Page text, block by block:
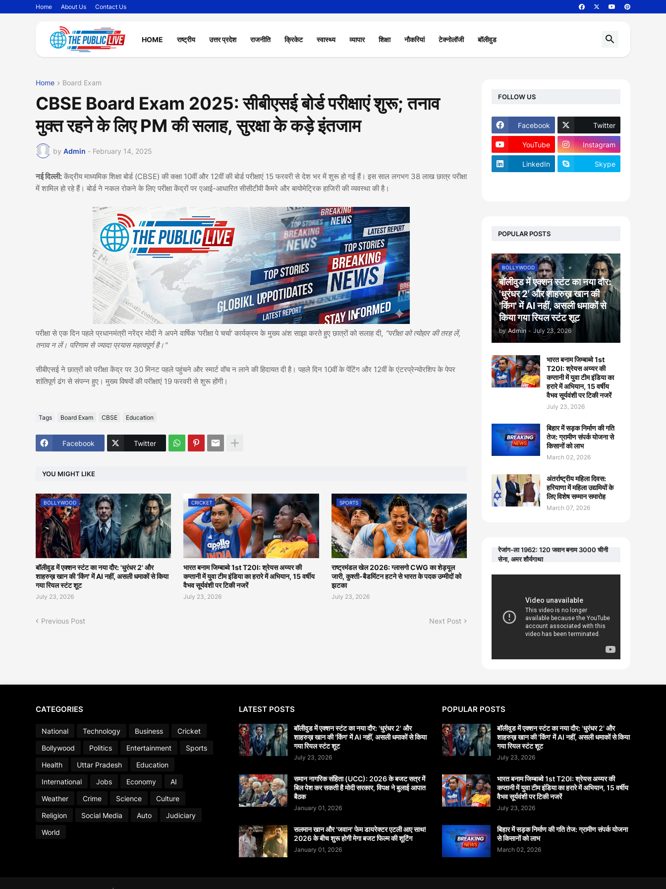
Home About Us Contact Us
HOME राष्ट्रीय उत्तर प्रदेश राजनीति क्रिकेट स्वास्थ्य व्यापार शिक्षा नौकरियां टेक्नोलॉजी बॉलीवुड
Home Board Exam
CBSE Board Exam 2025: सीबीएसई बोर्ड परीक्षाएं शुरू; तनाव
मुक्त रहने के लिए PM की सलाह, सुरक्षा के कड़े इंतजाम
by Admin - February 14, 2025
नई दिल्ली: केंद्रीय माध्यमिक शिक्षा बोर्ड (CBSE) की कक्षा 10वीं और 12वीं की बोर्ड परीक्षाएं 15 फरवरी से देश भर में शुरू हो गई हैं। इस साल लगभग 38 लाख छात्र परीक्षा
में शामिल हो रहे हैं। बोर्ड ने नकल रोकने के लिए परीक्षा केंद्रों पर एआई-आधारित सीसीटीवी कैमरे और बायोमेट्रिक हाजिरी की व्यवस्था की है।
परीक्षा से एक दिन पहले प्रधानमंत्री नरेंद्र मोदी ने अपने वार्षिक 'परीक्षा पे चर्चा' कार्यक्रम के मुख्य अंश साझा करते हुए छात्रों को सलाह दी, "परीक्षा को त्योहार की तरह लें,
तनाव न लें। परिणाम से ज्यादा प्रयास महत्वपूर्ण है।"
सीबीएसई ने छात्रों को परीक्षा केंद्र पर 30 मिनट पहले पहुंचने और स्मार्ट वॉच न लाने की हिदायत दी है। पहले दिन 10वीं के पेंटिंग और 12वीं के एंटरप्रेन्योरशिप के पेपर
शांतिपूर्ण ढंग से संपन्न हुए। मुख्य विषयों की परीक्षाएं 19 फरवरी से शुरू होंगी।
Tags Board Exam CBSE Education
Facebook Twitter
YOU MIGHT LIKE
BOLLYWOOD
बॉलीवुड में एक्शन स्टंट का नया दौर: 'धुरंधर 2' और
शाहरुख़ खान की 'किंग' में AI नहीं, असली धमाकों से किया
गया रियल स्टंट शूट
July 23, 2026
CRICKET
भारत बनाम जिम्बाब्वे 1st T20I: श्रेयस अय्यर की
कप्तानी में युवा टीम इंडिया का हरारे में अभियान, 15 वर्षीय
वैभव सूर्यवंशी पर टिकी नजरें
July 23, 2026
SPORTS
राष्ट्रमंडल खेल 2026: ग्लासगो CWG का शेड्यूल
जारी, कुश्ती-बैडमिंटन हटने से भारत के पदक उम्मीदों को
झटका
July 23, 2026
Previous Post Next Post
FOLLOW US
Facebook Twitter
YouTube Instagram
LinkedIn Skype
POPULAR POSTS
BOLLYWOOD
बॉलीवुड में एक्शन स्टंट का नया दौर:
'धुरंधर 2' और शाहरुख़ खान की
'किंग' में AI नहीं, असली धमाकों से
किया गया रियल स्टंट शूट
by Admin - July 23, 2026
भारत बनाम जिम्बाब्वे 1st
T20I: श्रेयस अय्यर की
कप्तानी में युवा टीम इंडिया का
हरारे में अभियान, 15 वर्षीय
वैभव सूर्यवंशी पर टिकी नजरें
July 23, 2026
बिहार में सड़क निर्माण की गति
तेज: ग्रामीण संपर्क योजना से
किसानों को लाभ
March 02, 2026
अंतर्राष्ट्रीय महिला दिवस:
हरियाणा में महिला उद्यमियों के
लिए विशेष सम्मान समारोह
March 07, 2026
रेजांग-ला 1962: 120 जवान बनाम 3000 चीनी
सेना, अमर शौर्यगाथा
CATEGORIES
National Technology Business
Cricket
Bollywood
Politics Entertainment
Sports
Health
Uttar Pradesh
Education
International
Jobs Economy
AI
Weather
Crime Science
Culture
Religion
Social Media Auto
Judiciary
World
LATEST POSTS
बॉलीवुड में एक्शन स्टंट का नया दौर: 'धुरंधर 2' और
शाहरुख़ खान की 'किंग' में AI नहीं, असली धमाकों से किया
गया रियल स्टंट शूट
July 23, 2026
समान नागरिक संहिता (UCC): 2026 के बजट सत्र में
बिल पेश कर सकती है मोदी सरकार, विपक्ष ने बुलाई आपात
बैठक
January 01, 2026
सलमान खान और 'जवान' फेम डायरेक्टर एटली आए साथ!
2026 के बीच शुरू होगी मेगा बजट फिल्म की शूटिंग
January 01, 2026
POPULAR POSTS
बॉलीवुड में एक्शन स्टंट का नया दौर: 'धुरंधर 2' और
शाहरुख़ खान की 'किंग' में AI नहीं, असली धमाकों से किया
गया रियल स्टंट शूट
July 23, 2026
भारत बनाम जिम्बाब्वे 1st T20I: श्रेयस अय्यर की
कप्तानी में युवा टीम इंडिया का हरारे में अभियान, 15 वर्षीय
वैभव सूर्यवंशी पर टिकी नजरें
July 23, 2026
बिहार में सड़क निर्माण की गति तेज: ग्रामीण संपर्क योजना
से किसानों को लाभ
March 02, 2026